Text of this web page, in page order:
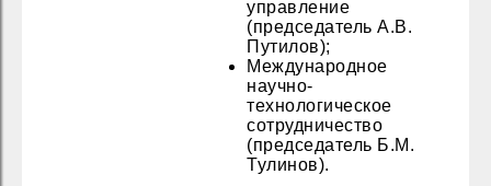
управление
(председатель А.В.
Путилов);
Международное
научно-
технологическое
сотрудничество
(председатель Б.М.
Тулинов).